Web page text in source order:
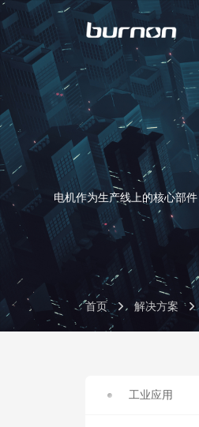
电机作为生产线上的核心部
首页 解决方案
工业应用